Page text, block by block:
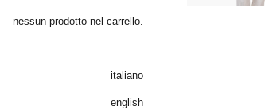
nessun prodotto nel carrello.
italiano
english